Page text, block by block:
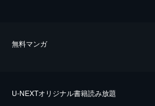
無料マンガ
U-NEXTオリジナル書籍読み放題